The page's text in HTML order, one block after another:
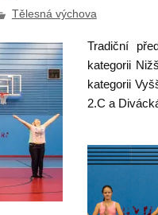
Tělesná výchova
Tradiční
kategorii
kategorii
2.C a